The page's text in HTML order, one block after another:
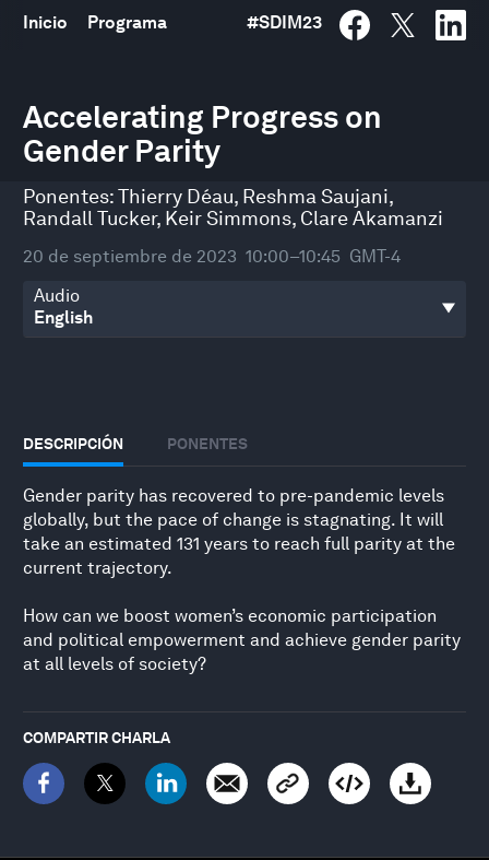
Inicio Programa #SDIM23
Accelerating Progress on
Gender Parity
Ponentes:Thierry Déau, Reshma Saujani,
Randall Tucker, Keir Simmons, Clare Akamanzi
20 de septiembre de 2023 10:00–10:45 GMT-4
Audio
DESCRIPCIÓN PONENTES
Gender parity has recovered to pre-pandemic levels
globally, but the pace of change is stagnating. It will
take an estimated 131 years to reach full parity at the
current trajectory.
How can we boost women’s economic participation
and political empowerment and achieve gender parity
at all levels of society?
COMPARTIR CHARLA
seconds
of
47
minutes,
seconds